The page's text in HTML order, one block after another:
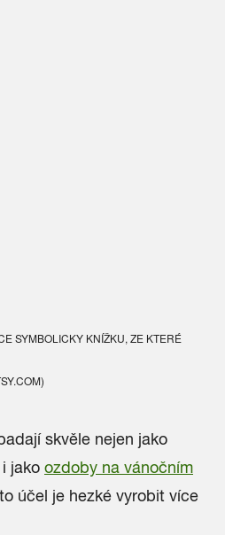
SYMBOLICKY KNÍŽKU, ZE KTERÉ
skvěle nejen jako
jako ozdoby na vánočním
účel je hezké vyrobit více